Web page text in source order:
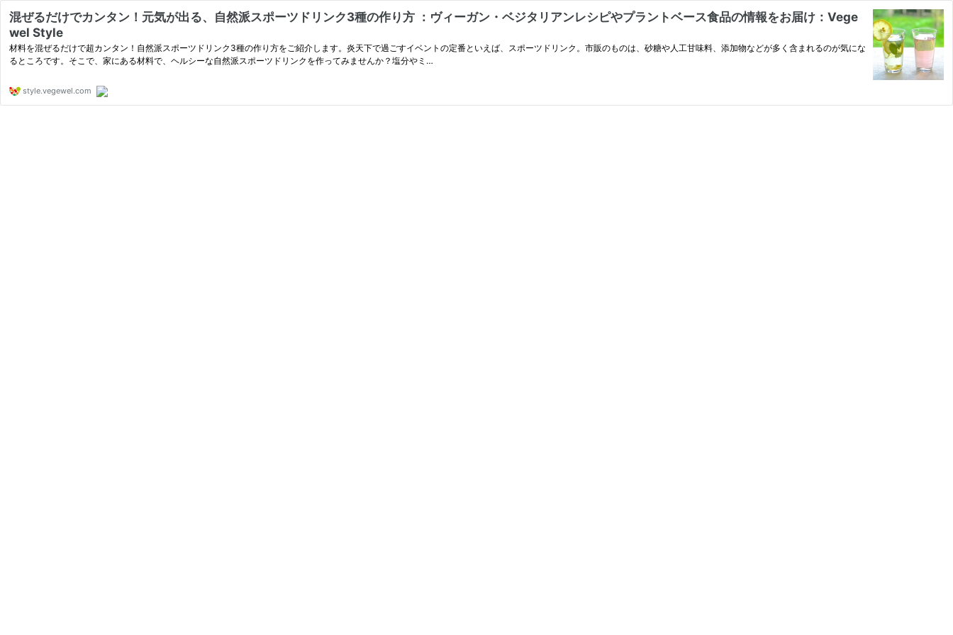
混ぜるだけでカンタン！元気が出る、自然派スポーツドリンク3種の作り方 ：ヴィーガン・ベジタリアンレシピやプラントベース食品の情報をお届け：Vege
wel Style
材料を混ぜるだけで超カンタン！自然派スポーツドリンク3種の作り方をご紹介します。炎天下で過ごすイベントの定番といえば、スポーツドリンク。市販のものは、砂糖や人工甘味料、添加物などが多く含まれるのが気にな
るところです。そこで、家にある材料で、ヘルシーな自然派スポーツドリンクを作ってみませんか？塩分やミ…
style.vegewel.com